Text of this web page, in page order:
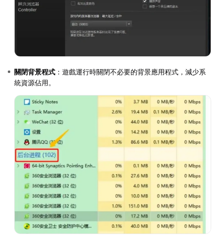
關閉背景程式 ：遊戲運行時關閉不必要的背景應用程式，減少系
統資源佔用。